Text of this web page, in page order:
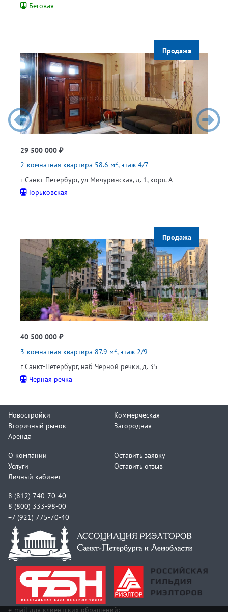
Беговая
Продажа
29 500 000 ₽
2-комнатная квартира 58.6 м², этаж 4/7
г Санкт-Петербург, ул Мичуринская, д. 1, корп. А
Горьковская
Продажа
40 500 000 ₽
3-комнатная квартира 87.9 м², этаж 2/9
г Санкт-Петербург, наб Черной речки, д. 35
Черная речка
Новостройки
Вторичный рынок
Аренда
Коммерческая
Загородная
О компании
Услуги
Личный кабинет
Оставить заявку
Оставить отзыв
8 (812) 740-70-40
8 (800) 333-98-00
+7 (921) 775-70-40
e-mail для клиентских обращений: